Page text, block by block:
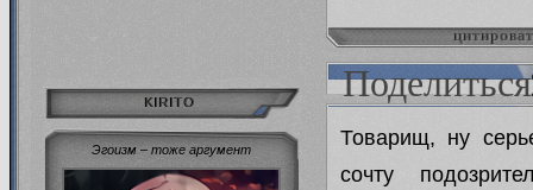
Поделиться
KIRITO
Эгоизм – тоже аргумент
Товарищ, ну
сочту